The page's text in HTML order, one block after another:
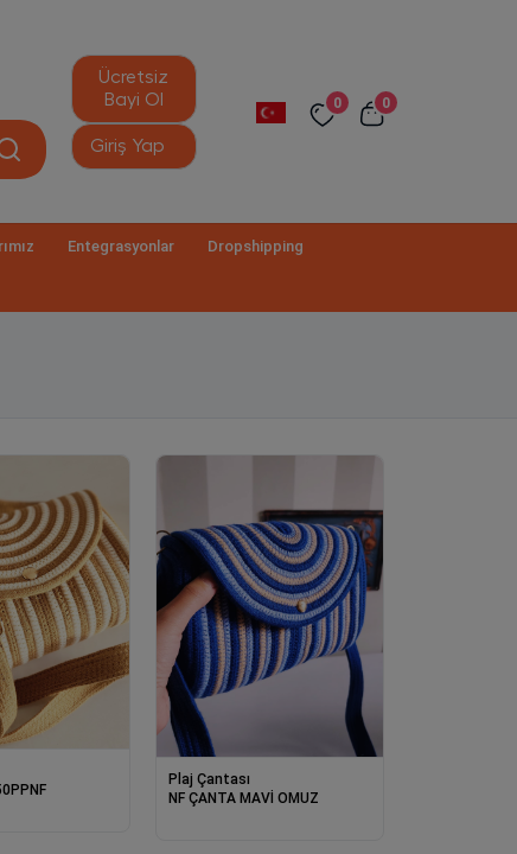
Ücretsiz
Bayi Ol
Giriş Yap
0 0
Entegrasyonlar Dropshipping
Plaj Çantası
NF ÇANTA MAVİ OMUZ